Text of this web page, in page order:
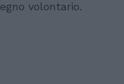
volontario.